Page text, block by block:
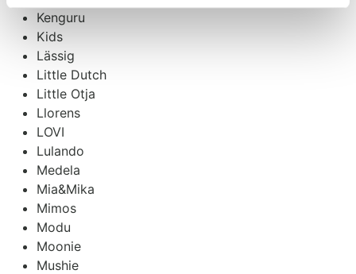
Kenguru
Kids
Lässig
Little Dutch
Little Otja
Llorens
LOVI
Lulando
Medela
Mia&Mika
Mimos
Modu
Moonie
Mushie